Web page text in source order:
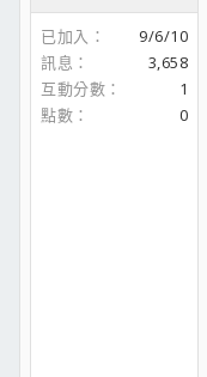
已加入
9/6/10
訊息
3,658
互動分數
1
點數
0